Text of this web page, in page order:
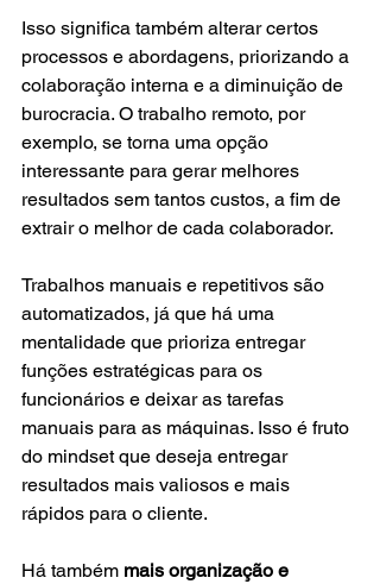
Isso significa também alterar certos
processos e abordagens, priorizando a
colaboração interna e a diminuição de
burocracia. O trabalho remoto, por
exemplo, se torna uma opção
interessante para gerar melhores
resultados sem tantos custos, a fim de
extrair o melhor de cada colaborador.
Trabalhos manuais e repetitivos são
automatizados, já que há uma
mentalidade que prioriza entregar
funções estratégicas para os
funcionários e deixar as tarefas
manuais para as máquinas. Isso é fruto
do mindset que deseja entregar
resultados mais valiosos e mais
rápidos para o cliente.
Há também mais organização e